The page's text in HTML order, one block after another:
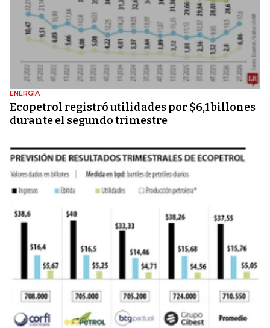
ENERGÍA
Ecopetrol registró utilidades por $6,1 billones
durante el segundo trimestre